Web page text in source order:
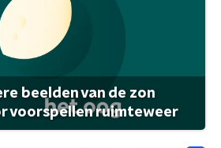
beelden van de zon
voorspellen ruimteweer